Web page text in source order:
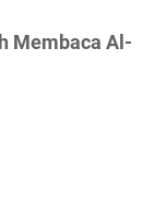
Membaca Al-